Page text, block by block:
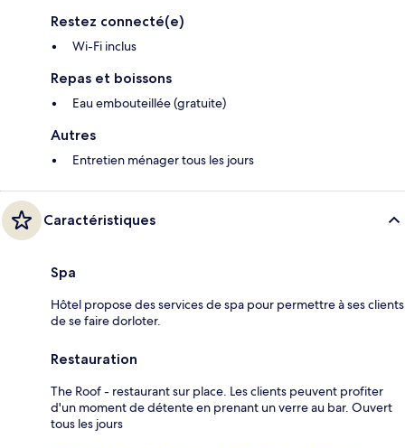
Restez connecté(e)
Wi-Fi inclus
Repas et boissons
Eau embouteillée (gratuite)
Autres
Entretien ménager tous les jours
Caractéristiques
Spa
Hôtel propose des services de spa pour permettre à ses clients
de se faire dorloter.
Restauration
The Roof - restaurant sur place. Les clients peuvent profiter
d'un moment de détente en prenant un verre au bar. Ouvert
tous les jours